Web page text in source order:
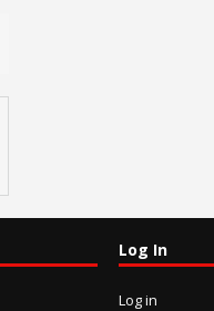
Log In
Log in